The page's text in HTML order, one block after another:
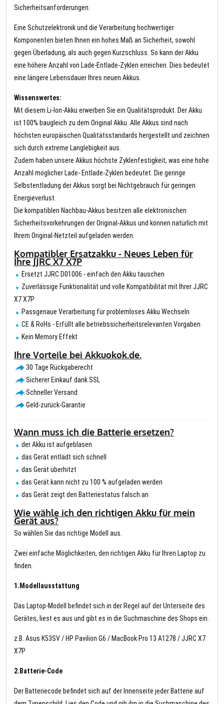
Sicherheitsanforderungen.
Eine Schutzelektronik und die Verarbeitung hochwertiger
Komponenten bieten Ihnen ein hohes Maß an Sicherheit, sowohl
gegen Überladung, als auch gegen Kurzschluss. So kann der Akku
eine höhere Anzahl von Lade-Entlade-Zyklen erreichen. Dies bedeutet
eine längere Lebensdauer Ihres neuen Akkus.
Wissenswertes:
Mit diesem Li-Ion-Akku erwerben Sie ein Qualitätsprodukt. Der Akku
ist 100% baugleich zu dem Original Akku. Alle Akkus sind nach
höchsten europäischen Qualitätsstandards hergestellt und zeichnen
sich durch extreme Langlebigkeit aus.
Zudem haben unsere Akkus höchste Zyklenfestigkeit, was eine hohe
Anzahl möglicher Lade- Entlade-Zyklen bedeutet. Die geringe
Selbstentladung der Akkus sorgt bei Nichtgebrauch für geringen
Energieverlust.
Die kompatiblen Nachbau-Akkus besitzen alle elektronischen
Sicherheitsvorkehrungen der Original-Akkus und können natürlich mit
Ihrem Original-Netzteil aufgeladen werden.
Kompatibler Ersatzakku - Neues Leben für
Ihre JJRC X7 X7P
Ersetzt JJRC D01006 - einfach den Akku tauschen
Zuverlässige Funktionalität und volle Kompatibilität mit Ihrer JJRC
X7 X7P
Passgenaue Verarbeitung für problemloses Akku Wechseln
CE & RoHs - Erfüllt alle betriebssicherheitsrelevanten Vorgaben
Kein Memory Effekt
Ihre Vorteile bei Akkuokok.de.
30 Tage Rückgaberecht
Sicherer Einkauf dank SSL
Schneller Versand
Geld-zurück-Garantie
Wann muss ich die Batterie ersetzen?
der Akku ist aufgeblasen
das Gerät entlädt sich schnell
das Gerät überhitzt
das Gerät kann nicht zu 100 % aufgeladen werden
das Gerät zeigt den Batteriestatus falsch an
Wie wähle ich den richtigen Akku für mein
Gerät aus?
So wählen Sie das richtige Modell aus.
Zwei einfache Möglichkeiten, den richtigen Akku für Ihren Laptop zu
finden.
1.Modellausstattung
Das Laptop-Modell befindet sich in der Regel auf der Unterseite des
Gerätes, liest es aus und gibt es in die Suchmaschine des Shops ein.
z.B. Asus K53SV / HP Pavilion G6 / MacBook Pro 13 A1278 / JJRC X7
X7P
2.Batterie-Code
Der Batteriecode befindet sich auf der Innenseite jeder Batterie auf